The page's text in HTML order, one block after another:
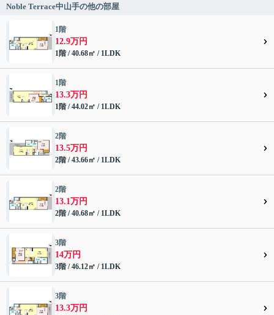
Noble Terrace中山手の他の部屋
1階
12.9万円
1階 / 40.68㎡ / 1LDK
1階
13.3万円
1階 / 44.02㎡ / 1LDK
2階
13.5万円
2階 / 43.66㎡ / 1LDK
2階
13.1万円
2階 / 40.68㎡ / 1LDK
3階
14万円
3階 / 46.12㎡ / 1LDK
3階
13.3万円